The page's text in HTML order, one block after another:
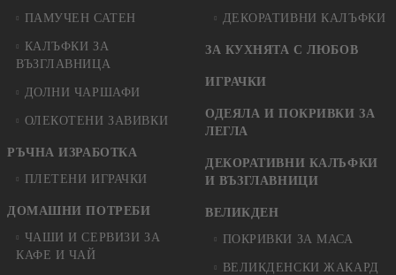
ПАМУЧЕН САТЕН
КАЛЪФКИ ЗА
ВЪЗГЛАВНИЦА
ДОЛНИ ЧАРШАФИ
ОЛЕКОТЕНИ ЗАВИВКИ
РЪЧНА ИЗРАБОТКА
ПЛЕТЕНИ ИГРАЧКИ
ДОМАШНИ ПОТРЕБИ
ЧАШИ И СЕРВИЗИ ЗА
КАФЕ И ЧАЙ
ДЕКОРАТИВНИ КАЛЪФКИ
ЗА КУХНЯТА С ЛЮБОВ
ИГРАЧКИ
ОДЕЯЛА И ПОКРИВКИ ЗА
ЛЕГЛА
ДЕКОРАТИВНИ КАЛЪФКИ
И ВЪЗГЛАВНИЦИ
ВЕЛИКДЕН
ПОКРИВКИ ЗА МАСА
ВЕЛИКДЕНСКИ ЖАКАРД